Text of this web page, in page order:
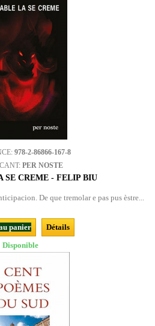
978-2-86866-167-8
PER NOSTE
SE CREME - FELIP BIU
De que tremolar e pas pus èstre...
panier
Détails
Disponible